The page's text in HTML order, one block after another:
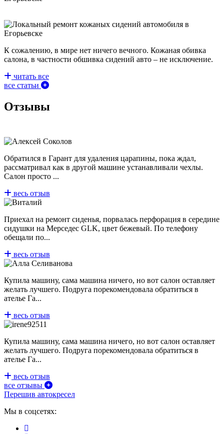
К сожалению, в мире нет ничего вечного. Кожаная обивка
салона, в частности обшивка сидений авто – не исключение.
читать все
все статьи
Отзывы
Обратился в Гарант для удаления царапины, пока ждал,
рассматривал как в другой машине устанавливали чехлы.
Салон просто ...
весь отзыв
Приехал на ремонт сиденья, порвалась перфорация в середине
сидушки на Мерседес GLK, цвет бежевый. По телефону
обещали по...
весь отзыв
Купила машину, сама машина ничего, но вот салон оставляет
желать лучшего. Подруга порекомендовала обратиться в
ателье Га...
весь отзыв
Купила машину, сама машина ничего, но вот салон оставляет
желать лучшего. Подруга порекомендовала обратиться в
ателье Га...
весь отзыв
все отзывы
Перешив автокресел
Мы в соцсетях: